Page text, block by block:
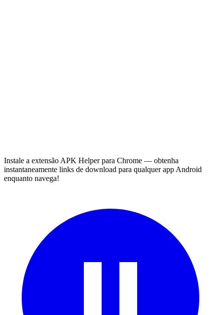
Instale a extensão APK Helper para Chrome — obtenha
instantaneamente links de download para qualquer app Android
enquanto navega!